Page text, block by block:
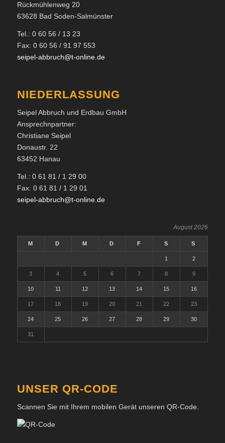
Rückmühlenweg 20
63628 Bad Soden-Salmünster
Tel.: 0 60 56 / 13 23
Fax: 0 60 56 / 91 97 553
seipel-abbruch@t-online.de
NIEDERLASSUNG
Seipel Abbruch und Erdbau GmbH
Ansprechnpartner:
Christiane Seipel
Donaustr. 22
63452 Hanau
Tel.: 0 61 81 / 1 29 00
Fax: 0 61 81 / 1 29 01
seipel-abbruch@t-online.de
August 2026
M D M D F S S
1 2
3 4 5 6 7 8 9
10 11 12 13 14 15 16
17 18 19 20 21 22 23
24 25 26 27 28 29 30
31
UNSER QR-CODE
Scannen Sie mit Ihrem mobilen Gerät unseren QR-Code.